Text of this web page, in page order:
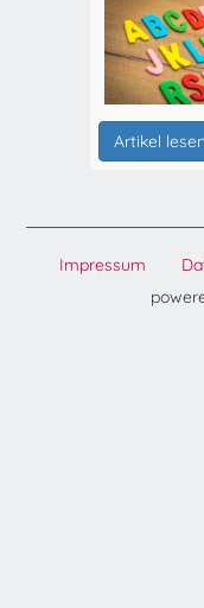
Artikel
Impressum